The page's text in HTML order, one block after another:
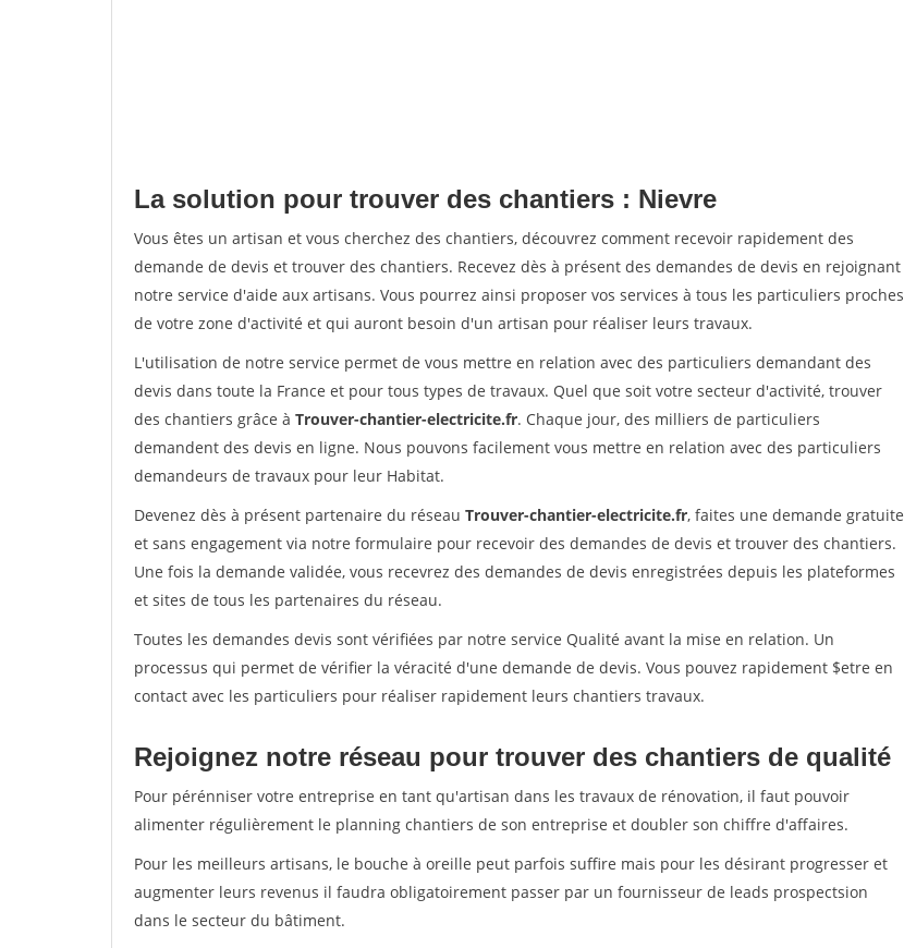
La solution pour trouver des chantiers : Nievre
Vous êtes un artisan et vous cherchez des chantiers, découvrez comment recevoir rapidement des
demande de devis et trouver des chantiers. Recevez dès à présent des demandes de devis en rejoignant
notre service d'aide aux artisans. Vous pourrez ainsi proposer vos services à tous les particuliers proches
de votre zone d'activité et qui auront besoin d'un artisan pour réaliser leurs travaux.
L'utilisation de notre service permet de vous mettre en relation avec des particuliers demandant des
devis dans toute la France et pour tous types de travaux. Quel que soit votre secteur d'activité, trouver
des chantiers grâce à Trouver-chantier-electricite.fr. Chaque jour, des milliers de particuliers
demandent des devis en ligne. Nous pouvons facilement vous mettre en relation avec des particuliers
demandeurs de travaux pour leur Habitat.
Devenez dès à présent partenaire du réseau Trouver-chantier-electricite.fr, faites une demande gratuite
et sans engagement via notre formulaire pour recevoir des demandes de devis et trouver des chantiers.
Une fois la demande validée, vous recevrez des demandes de devis enregistrées depuis les plateformes
et sites de tous les partenaires du réseau.
Toutes les demandes devis sont vérifiées par notre service Qualité avant la mise en relation. Un
processus qui permet de vérifier la véracité d'une demande de devis. Vous pouvez rapidement $etre en
contact avec les particuliers pour réaliser rapidement leurs chantiers travaux.
Rejoignez notre réseau pour trouver des chantiers de qualité
Pour pérénniser votre entreprise en tant qu'artisan dans les travaux de rénovation, il faut pouvoir
alimenter régulièrement le planning chantiers de son entreprise et doubler son chiffre d'affaires.
Pour les meilleurs artisans, le bouche à oreille peut parfois suffire mais pour les désirant progresser et
augmenter leurs revenus il faudra obligatoirement passer par un fournisseur de leads prospectsion
dans le secteur du bâtiment.